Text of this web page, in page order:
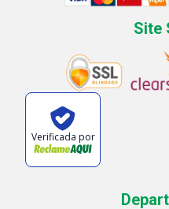
Site
Verificada por